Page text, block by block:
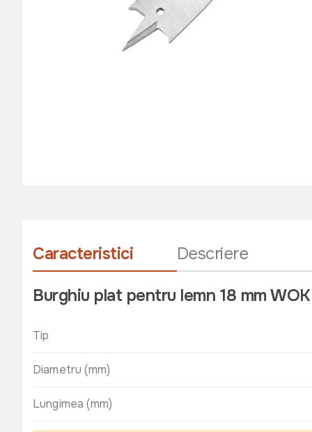
Caracteristici Descriere
Burghiu plat pentru lemn 18 mm
Tip
Diametru (mm)
Lungimea (mm)